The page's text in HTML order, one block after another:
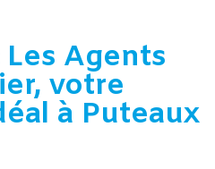
Agents
votre
à Puteaux